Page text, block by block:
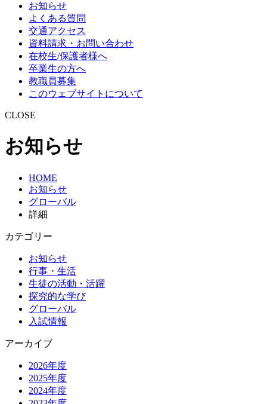
お知らせ
よくある質問
交通アクセス
資料請求・お問い合わせ
在校生/保護者様へ
卒業生の方へ
教職員募集
このウェブサイトについて
CLOSE
お知らせ
HOME
お知らせ
グローバル
詳細
カテゴリー
お知らせ
行事・生活
生徒の活動・活躍
探究的な学び
グローバル
入試情報
アーカイブ
2026年度
2025年度
2024年度